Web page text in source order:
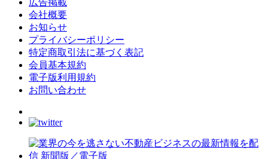
広告掲載
会社概要
お知らせ
プライバシーポリシー
特定商取引法に基づく表記
会員基本規約
電子版利用規約
お問い合わせ